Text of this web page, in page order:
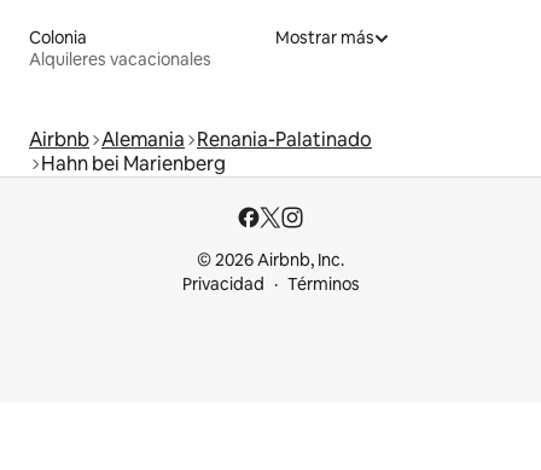
Colonia
Alquileres vacacionales
Mostrar más
Airbnb Alemania Renania-Palatinado
Hahn bei Marienberg
© 2026 Airbnb, Inc.
Privacidad
Términos